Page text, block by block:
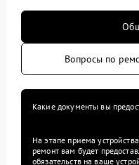
Вопросы по
Какие документы вы
На этапе приема
ремонт вам будет
обязательств на ваше